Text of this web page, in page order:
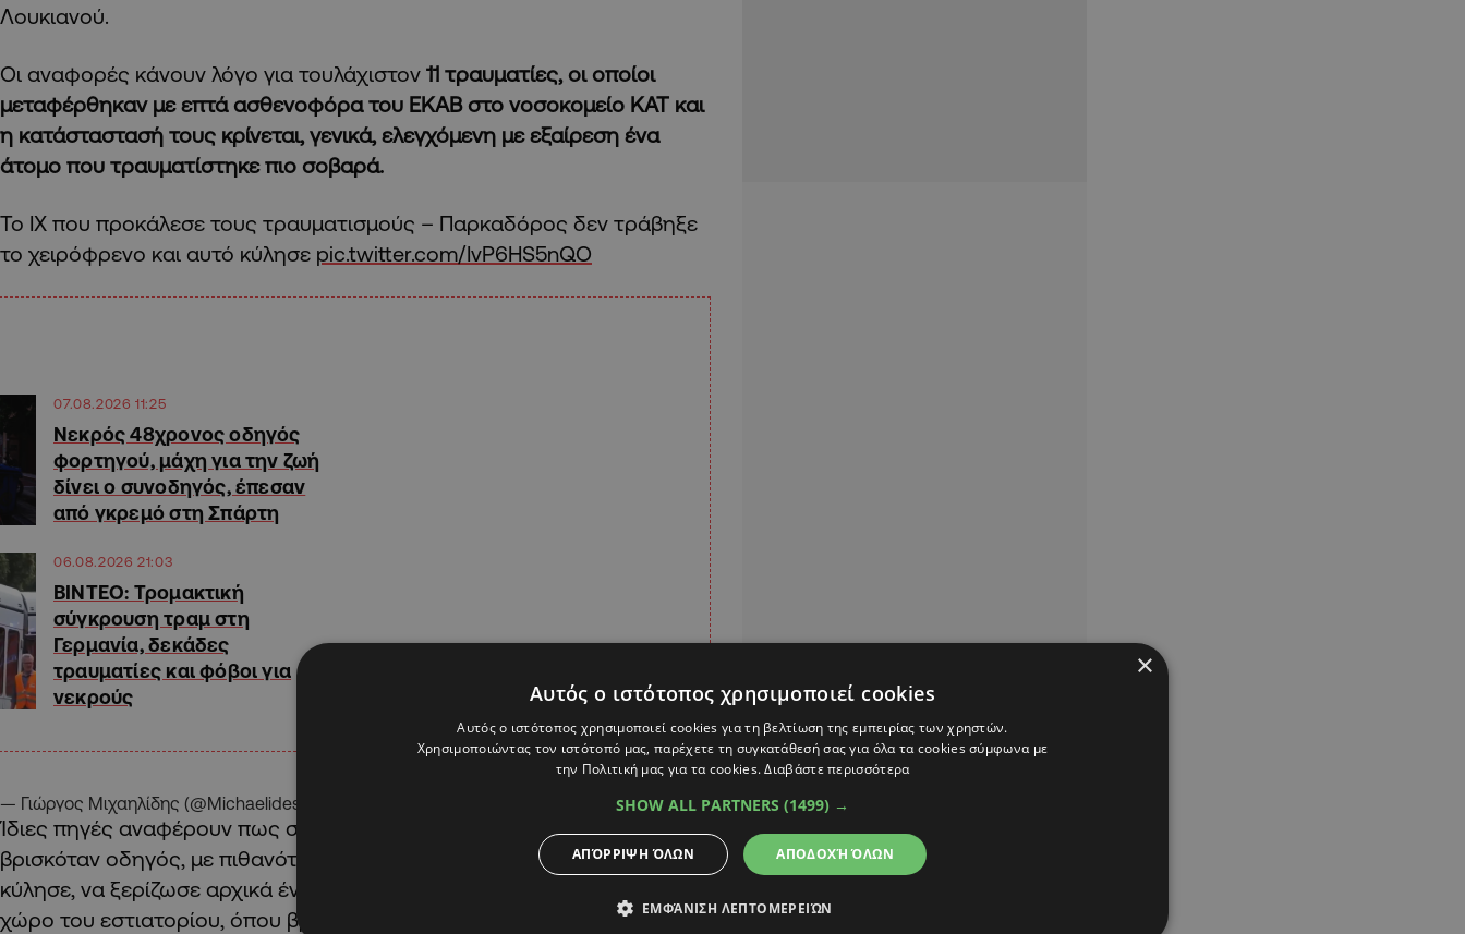
Λουκιανού.
Οι αναφορές κάνουν λόγο για τουλάχιστον 11 τραυματίες, οι οποίοι
μεταφέρθηκαν με επτά ασθενοφόρα του ΕΚΑΒ στο νοσοκομείο ΚΑΤ και
η κατάσταστασή τους κρίνεται, γενικά, ελεγχόμενη με εξαίρεση ένα
άτομο που τραυματίστηκε πιο σοβαρά.
Το ΙΧ που προκάλεσε τους τραυματισμούς – Παρκαδόρος δεν τράβηξε
το χειρόφρενο και αυτό κύλησε pic.twitter.com/IvP6HS5nQO
07.08.2026 11:25
Νεκρός 48χρονος οδηγός
φορτηγού, μάχη για την ζωή
δίνει ο συνοδηγός, έπεσαν
από γκρεμό στη Σπάρτη
06.08.2026 21:03
ΒΙΝΤΕΟ: Τρομακτική
σύγκρουση τραμ στη
Γερμανία, δεκάδες
τραυματίες και φόβοι για
νεκρούς
— Γιώργος Μιχαηλίδης (@MichaelidesGio)
Ίδιες πηγές αναφέρουν πως στο αυτοκίνητο μάρκας Mercedesδεν
βρισκόταν οδηγός, με πιθανότερο σενάριο να λύθηκε το χειρόφρενο, να
κύλησε, να ξερίζωσε αρχικά ένα δέντρο και να έπεσε στον εξωτερικό
χώρο του εστιατορίου, όπου βρίσκονταν πελάτες.
×
Αυτός ο ιστότοπος χρησιμοποιεί cookies
Αυτός ο ιστότοπος χρησιμοποιεί cookies για τη βελτίωση της εμπειρίας των χρηστών.
Χρησιμοποιώντας τον ιστότοπό μας, παρέχετε τη συγκατάθεσή σας για όλα τα cookies σύμφωνα με
την Πολιτική μας για τα cookies.Διαβάστε περισσότερα
SHOW ALL PARTNERS (1499) →
ΑΠΟΔΟΧΉ ΌΛΩΝ
ΑΠΌΡΡΙΨΗ ΌΛΩΝ
ΕΜΦΆΝΙΣΗ ΛΕΠΤΟΜΕΡΕΙΏΝ